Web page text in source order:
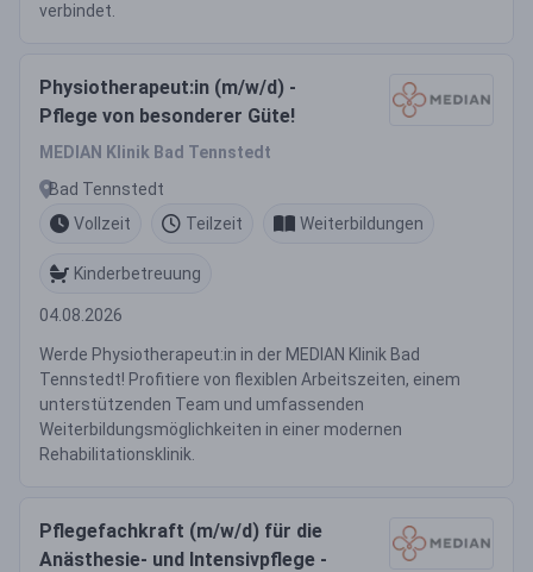
verbindet.
Physiotherapeut:in (m/w/d) -
Pflege von besonderer Güte!
MEDIAN Klinik Bad Tennstedt
Bad Tennstedt
Vollzeit
Teilzeit Weiterbildungen
Kinderbetreuung
04.08.2026
Werde Physiotherapeut:in in der MEDIAN Klinik Bad
Tennstedt! Profitiere von flexiblen Arbeitszeiten, einem
unterstützenden Team und umfassenden
Weiterbildungsmöglichkeiten in einer modernen
Rehabilitationsklinik.
Pflegefachkraft (m/w/d) für die
Anästhesie- und Intensivpflege -